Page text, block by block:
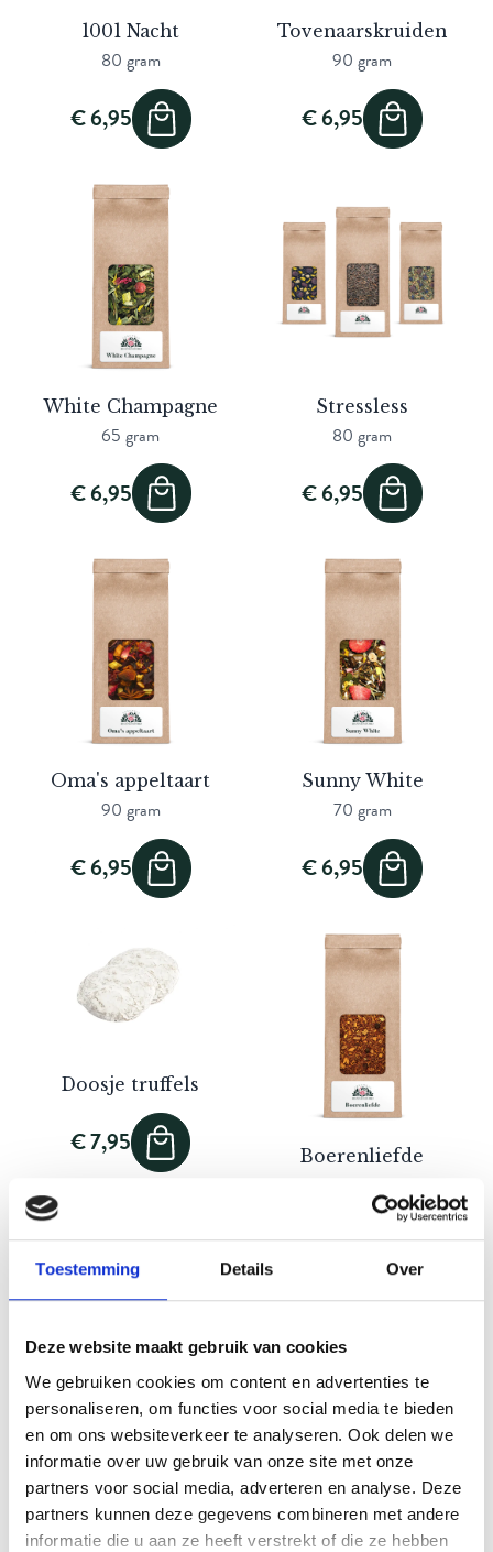
Toestemming Details Over
Deze website maakt gebruik van cookies
We gebruiken cookies om content en advertenties te
personaliseren, om functies voor social media te bieden
en om ons websiteverkeer te analyseren. Ook delen we
informatie over uw gebruik van onze site met onze
partners voor social media, adverteren en analyse. Deze
partners kunnen deze gegevens combineren met andere
informatie die u aan ze heeft verstrekt of die ze hebben
1001 Nacht
80 gram
€ 6,95
Tovenaarskruiden
90 gram
€ 6,95
White Champagne
65 gram
€ 6,95
Stressless
80 gram
€ 6,95
Oma's appeltaart
90 gram
€ 6,95
Sunny White
70 gram
€ 6,95
Doosje truffels
€ 7,95 Boerenliefde
€ 6,95
Pretty Peach White Angel